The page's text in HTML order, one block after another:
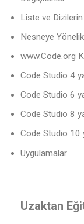
Liste ve Dizilerin
Nesneye
www.Code.org
Code Studio 4
Code Studio 6
Code Studio 8
Code Studio 10
Uygulamalar
Uzaktan